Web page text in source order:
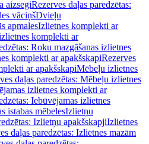
aizsegiRezerves daļas paredzētas:
vāciņšDvieļu
apmalesIzlietnes komplekti ar
komplekti ar
Roku mazgāšanas izlietnes
komplekti ar apakšskapiRezerves
ar apakšskapiMēbeļu izlietnes
daļas paredzētas: Mēbeļu izlietnes
izlietnes komplekti ar
Iebūvējamas izlietnes
istabas mēbelesIzlietņu
Izlietņu apakšskapjiIzlietnes
daļas paredzētas: Izlietnes mazām